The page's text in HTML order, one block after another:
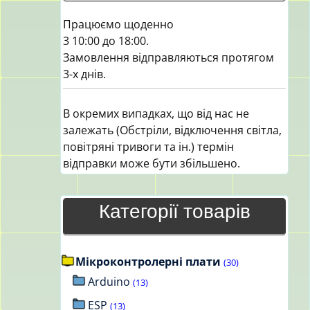
Працюємо щоденно
3 10:00 до 18:00.
Замовлення відправляються протягом
3-х днів.
В окремих випадках, що від нас не
залежать (Обстріли, відключення світла,
повітряні тривоги та ін.) термін
відправки може бути збільшено.
Категорії товарів
Мікроконтролерні плати (30)
Arduino (13)
ESP (13)